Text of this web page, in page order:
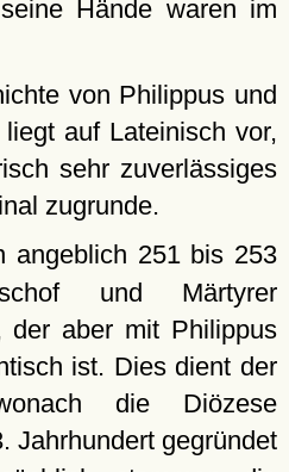
Hände waren im
von Philippus und
auf Lateinisch vor,
sehr zuverlässiges
zugrunde.
251 bis 253
und Märtyrer
der aber mit Philippus
ist. Dies dient der
die Diözese
Jahrhundert gegründet